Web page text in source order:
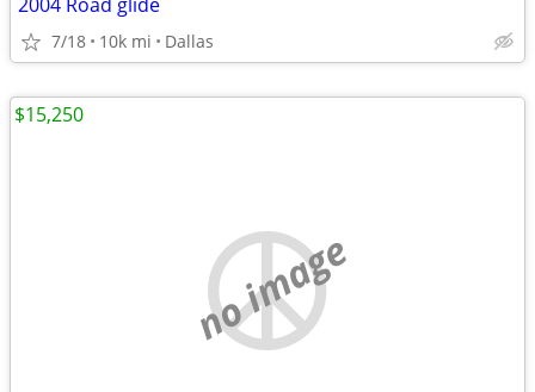
7/18 10k mi Dallas
no image
$15,250